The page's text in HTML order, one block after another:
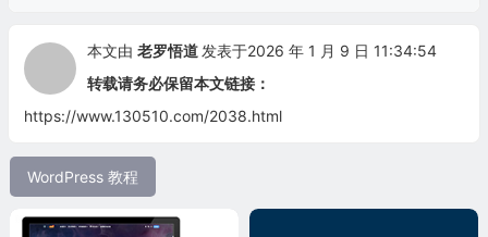
本文由 老罗悟道 发表于2026 年 1 月 9 日 11:34:54
转载请务必保留本文链接：
https://www.130510.com/2038.html
WordPress 教程